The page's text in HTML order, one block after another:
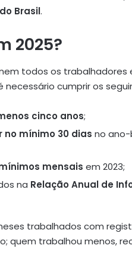
Brasil.
2025?
todos os
necessário cumprir os
cinco anos;
mínimo 30 dias no
mensais em 2023;
na Relação Anual de
trabalhados com
quem trabalhou menos,